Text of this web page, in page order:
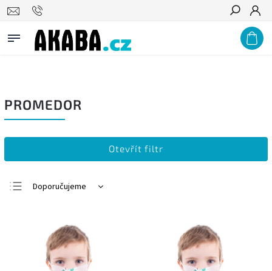
PODNIKŮM A ZDRAVOTNICKÝM ZAŘÍZENÍM NABÍZÍME VÝRAZNÉ
VELKOOBCHODNÍ SLEVY, POPTEJTE U NÁS! Hledat
PROMEDOR
Otevřít filtr
Doporučujeme
Nejdražší
Nejprodávanější
Abecedně